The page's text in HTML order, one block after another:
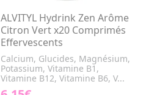
ALVITYL Hydrink Zen Arôme
Citron Vert x20 Comprimés
Effervescents
Calcium, Glucides, Magnésium,
Potassium, Vitamine B1,
Vitamine B12, Vitamine B6, V...